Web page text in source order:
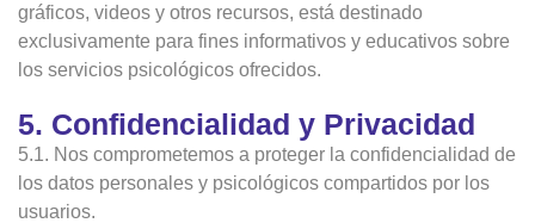
gráficos, videos y otros recursos, está destinado
exclusivamente para fines informativos y educativos sobre
los servicios psicológicos ofrecidos.
5. Confidencialidad y Privacidad
5.1. Nos comprometemos a proteger la confidencialidad de
los datos personales y psicológicos compartidos por los
usuarios.